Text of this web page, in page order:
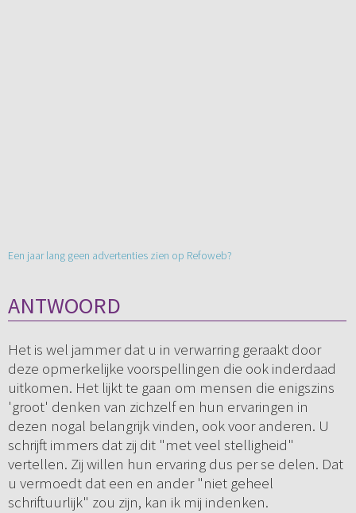
Een jaar lang geen advertenties zien op Refoweb?
ANTWOORD
Het is wel jammer dat u in verwarring geraakt door
deze opmerkelijke voorspellingen die ook inderdaad
uitkomen. Het lijkt te gaan om mensen die enigszins
'groot' denken van zichzelf en hun ervaringen in
dezen nogal belangrijk vinden, ook voor anderen. U
schrijft immers dat zij dit "met veel stelligheid"
vertellen. Zij willen hun ervaring dus per se delen. Dat
u vermoedt dat een en ander "niet geheel
schriftuurlijk" zou zijn, kan ik mij indenken.